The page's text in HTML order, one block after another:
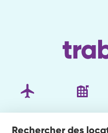
Rechercher des